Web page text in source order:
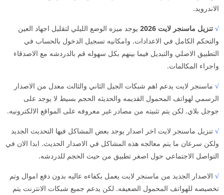
الاندرويد.
√ تنزيل ماسنجر لايت 2026
يوجد ميزه الوضع الليلي لتقليل اجهاد العين
والتحكم الكامل في الاعدادات. وامكانيه تسجيل الدخول بالحساب في
التطبيق الاصلي والتبديل فيما بينهم بكل سهوله قم بالدردشه مع الاصدقاء
واجراء المكالمات.
√ ماسنجر لايت يدعم اهم شبكات الجيل الثاني والثالث معدل من الاصدار
الرسمي لهواتف المحمول القديمه والحديثه الحجم بسيط لا يوجد على
جوجل بلاي. لكن يتم تثبيته من مصادر غير معروفه على المواقع الالكترونيه.
√ تنزيل ماسنجر لايت اخر اصدار يوجد بعض المشاكل فيها التحديث الجديد
ولكن سرعان ما يتم معالجه هذه المشاكل في الاصدار الحديث. ابدا الان في
التواصل الاجتماعي حول اصغر تطبيق من حيث الحجم للدردشه.
√ الاصدار الجديد من ماسنجر لايت يعمل بكفاءه عاليه بدون دفع اموال وتم
تخصيصه للهواتف المحمول الضعيفه. لكن يدعم جميع شبكات الانترنت يتم